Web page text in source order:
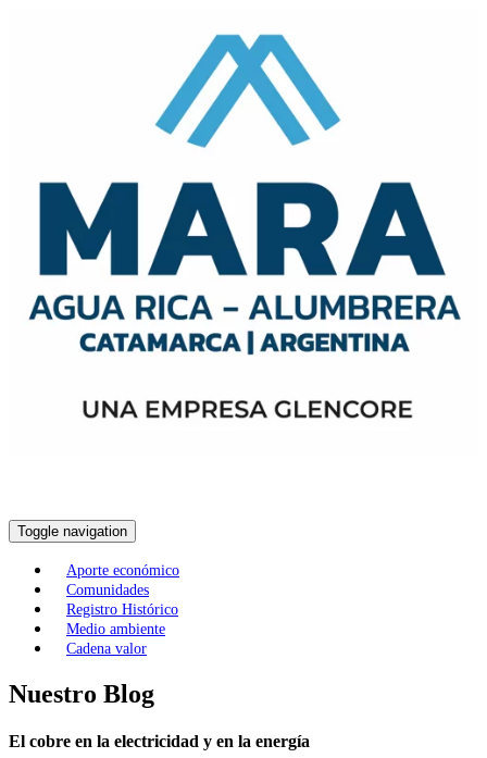
Toggle navigation
Aporte económico
Comunidades
Registro Histórico
Medio ambiente
Cadena valor
Nuestro Blog
El cobre en la electricidad y en la energía